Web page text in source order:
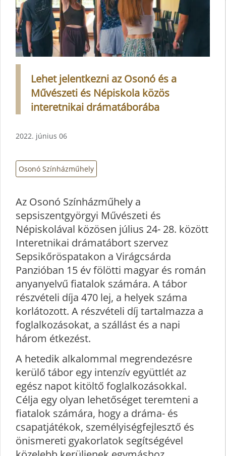
Lehet jelentkezni az Osonó és a
Művészeti és Népiskola közös
interetnikai drámatáborába
2022. június 06
Osonó Színházműhely
Az Osonó Színházműhely a
sepsiszentgyörgyi Művészeti és
Népiskolával közösen július 24- 28. között
Interetnikai drámatábort szervez
Sepsikőröspatakon a Virágcsárda
Panzióban 15 év fölötti magyar és román
anyanyelvű fiatalok számára. A tábor
részvételi díja 470 lej, a helyek száma
korlátozott. A részvételi díj tartalmazza a
foglalkozásokat, a szállást és a napi
három étkezést.
A hetedik alkalommal megrendezésre
kerülő tábor egy intenzív együttlét az
egész napot kitöltő foglalkozásokkal.
Célja egy olyan lehetőséget teremteni a
fiatalok számára, hogy a dráma- és
csapatjátékok, személyiségfejlesztő és
önismereti gyakorlatok segítségével